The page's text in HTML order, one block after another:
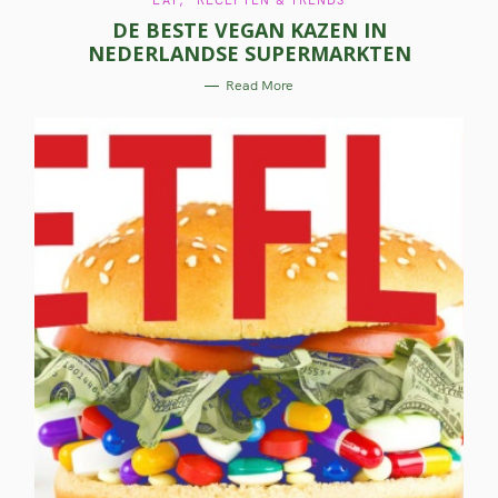
T
E
G
O
R
I
DE BESTE VEGAN KAZEN IN
NEDERLANDSE SUPERMARKTEN
Read More